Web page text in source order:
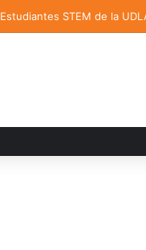
Estudiantes STEM de la